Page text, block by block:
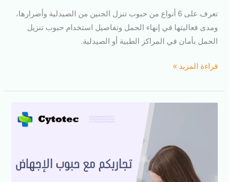
تعرف على 6 أنواع من حبوب تنزل الجنين من الصيدلية وأضرارها،
ومدى فعاليتها في إنهاء الحمل وتفاصيل استخدام حبوب تنزيل
الحمل بأمان في المراكز الطبية أو الصيدلية.
قراءة المزيد »
تجاربكم